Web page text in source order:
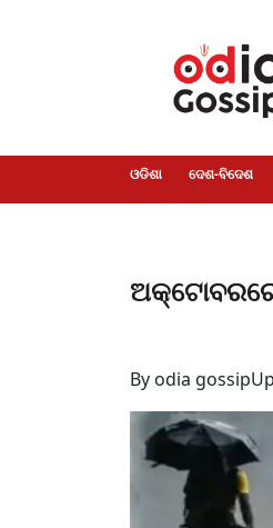
ଓଡିଶା ଦେଶ-ବିଦେଶ
By odia gossip